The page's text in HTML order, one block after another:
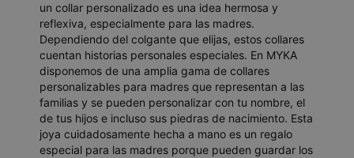
un collar personalizado es una idea hermosa y
reflexiva, especialmente para las madres.
Dependiendo del colgante que elijas, estos collares
cuentan historias personales especiales. En MYKA
disponemos de una amplia gama de collares
personalizables para madres que representan a las
familias y se pueden personalizar con tu nombre, el
de tus hijos e incluso sus piedras de nacimiento. Esta
joya cuidadosamente hecha a mano es un regalo
especial para las madres porque pueden guardar los